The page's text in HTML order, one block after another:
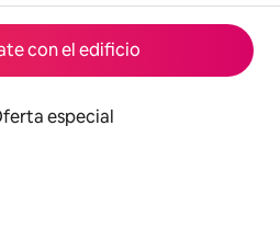
con el edificio
especial